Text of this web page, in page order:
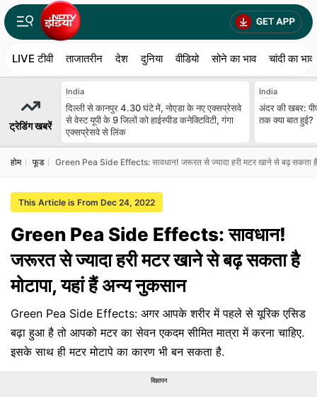
LIVE टीवी ताजातरीन देश दुनिया वीडियो सोने का भाव चांदी का भाव
ट्रेडिंग खबरें
India
दिल्ली से कानपुर 4.30 घंटे में, नोएडा के नए एक्सप्रेसवे
से वेस्ट यूपी के 9 जिलों को हाईस्पीड कनेक्टिविटी, गंगा
एक्सप्रेसवे से लिंक
India
अंदर की खबर:
तक क्या बात हुई?
होम फूड Green Pea Side Effects: सावधान! जरूरत से ज्यादा हरी मटर खाने से बढ़ सकता है
This Article is From Dec 24, 2022
Green Pea Side Effects: सावधान!
जरूरत से ज्यादा हरी मटर खाने से बढ़ सकता है
मोटापा, यहां हैं अन्य नुकसान
Green Pea Side Effects: अगर आपके शरीर में पहले से यूरिक एसिड
बढ़ा हुआ है तो आपको मटर का सेवन एकदम सीमित मात्रा में करना चाहिए.
इसके साथ ही मटर मोटापे का कारण भी बन सकता है.
विज्ञापन